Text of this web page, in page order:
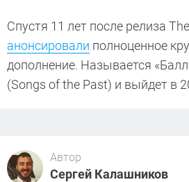
Спустя 11 лет после релиза
анонсировали полноценное
дополнение. Называется
(Songs of the Past) и выйдет в
Автор
Сергей Калашников